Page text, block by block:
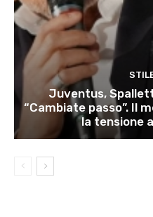
Juventus,
“Cambiate passo”. Il
la tensione